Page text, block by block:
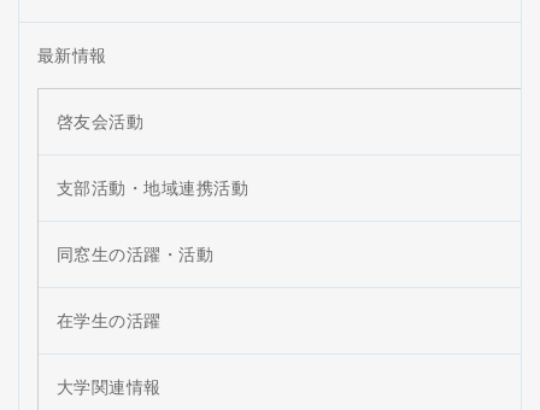
最新情報
啓友会活動
支部活動・地域連携活動
同窓生の活躍・活動
在学生の活躍
大学関連情報